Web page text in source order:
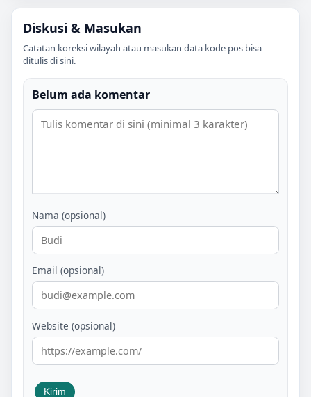
Diskusi & Masukan
Catatan koreksi wilayah atau masukan data kode pos bisa
ditulis di sini.
Belum ada komentar
Nama (opsional)
Email (opsional)
Website (opsional)